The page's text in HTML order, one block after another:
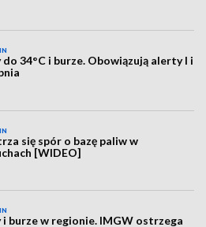
do 34°C i burze. Obowiązują alerty I i
się spór o bazę paliw w
[WIDEO]
i burze w regionie. IMGW ostrzega